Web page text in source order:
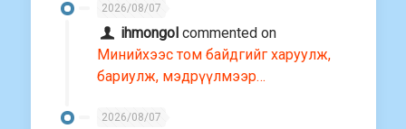
2026/08/07
ihmongol commented on
Минийхээс том байдгийг харуулж,
бариулж, мэдрүүлмээр…
2026/08/07